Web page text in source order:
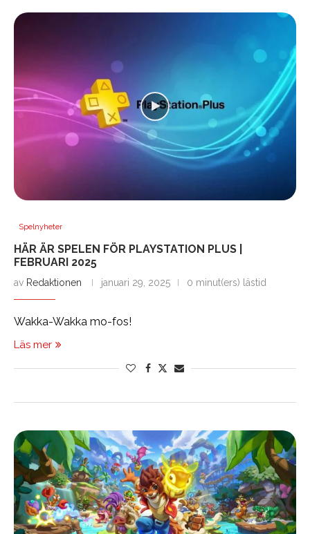
Spelnyheter
HÄR ÄR SPELEN FÖR PLAYSTATION PLUS |
FEBRUARI 2025
av Redaktionen januari 29, 2025 0 minut(ers) lästid
Wakka-Wakka mo-fos!
Läs mer